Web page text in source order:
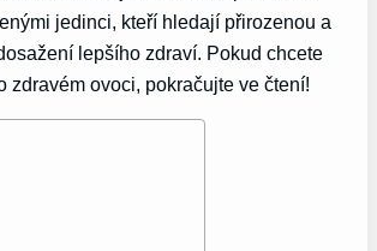
jedinci, kteří hledají přirozenou a
lepšího zdraví. Pokud chcete
zdravém ovoci, pokračujte ve čtení!